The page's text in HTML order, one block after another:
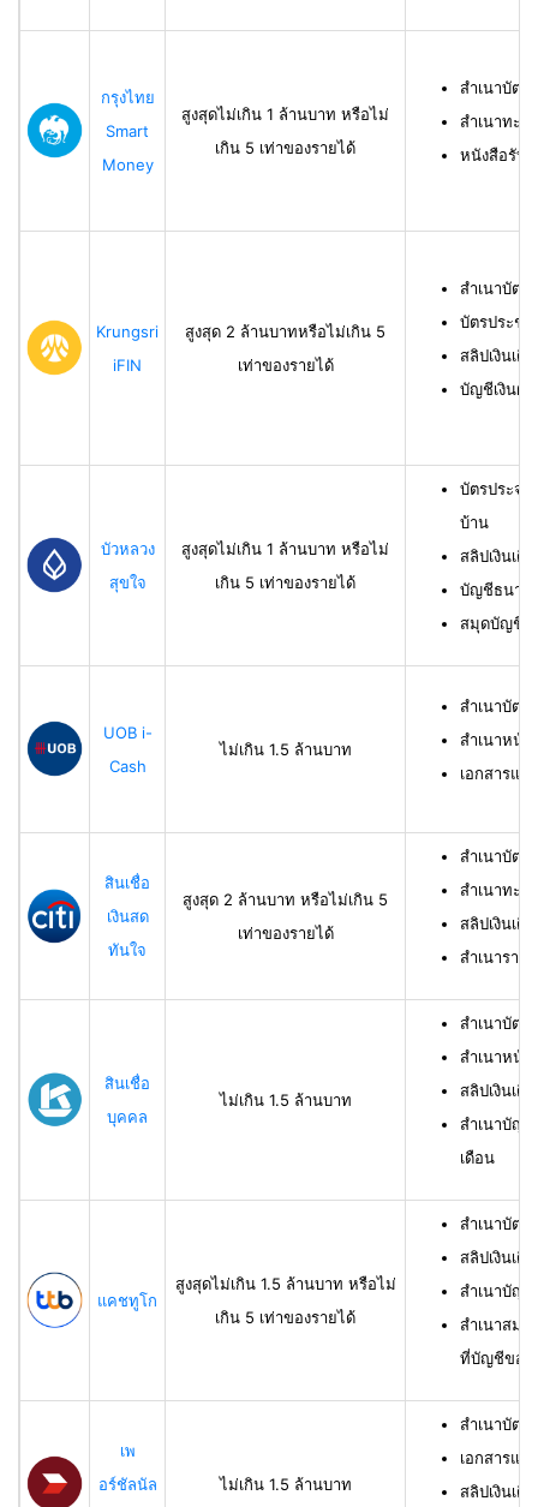
กรุงไทย
Smart
Money
สูงสุดไม่เกิน 1 ล้านบาท หรือไม่
เกิน 5 เท่าของรายได้
สำเนาบัตร
สำเนาทะเ
หนังสือรับร
Krungsri
iFIN
สูงสุด 2 ล้านบาทหรือไม่เกิน 5
เท่าของรายได้
สำเนาบัตร
บัตรประช
สลิปเงินเดื
บัญชีเงินฝา
บัวหลวง
สุขใจ
สูงสุดไม่เกิน 1 ล้านบาท หรือไม่
เกิน 5 เท่าของรายได้
บัตรประจำ
บ้าน
สลิปเงินเดื
บัญชีธนาคา
สมุดบัญชีธ
UOB i-
Cash
ไม่เกิน 1.5 ล้านบาท
สำเนาบัตร
สำเนาหน้
เอกสารแส
สินเชื่อ
เงินสด
ทันใจ
สูงสุด 2 ล้านบาท หรือไม่เกิน 5
เท่าของรายได้
สำเนาบัตร
สำเนาทะเ
สลิปเงินเดื
สำเนาราย
สินเชื่อ
บุคคล
ไม่เกิน 1.5 ล้านบาท
สำเนาบัตร
สำเนาหน้
สลิปเงินเดื
สำเนาบัญชี
เดือน
แคชทูโก
สูงสุดไม่เกิน 1.5 ล้านบาท หรือไม่
เกิน 5 เท่าของรายได้
สำเนาบัตร
สลิปเงินเดื
สำเนาบัญ
สำเนาสมุด
ที่บัญชีของ
เพ
อร์ชัลนัล
ไม่เกิน 1.5 ล้านบาท
สำเนาบัตร
เอกสารแส
สลิปเงินเ